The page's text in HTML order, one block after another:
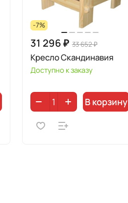
-7%
31 296 ₽ 33 652 ₽
Кресло Скандинавия
Доступно к заказу
В корзину